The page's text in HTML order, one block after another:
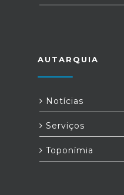
AUTARQUIA
Notícias
Serviços
Toponímia